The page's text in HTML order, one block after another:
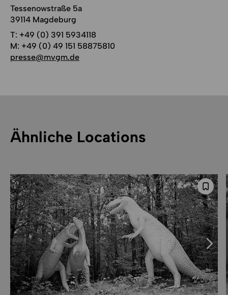
Tessenowstraße 5a
39114 Magdeburg
T: +49 (0) 391 5934118
M: +49 (0) 49 151 58875810
presse@mvgm.de
Ähnliche Locations